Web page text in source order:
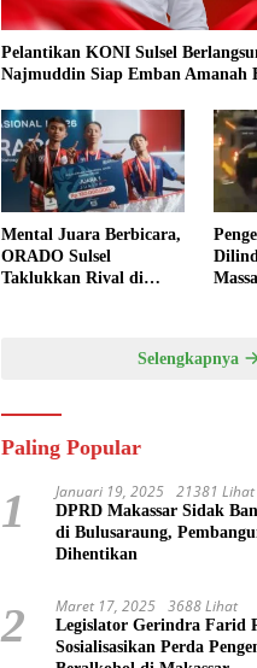
Pelantikan KONI Sulsel
Najmuddin Siap Emban Amanah
Mental Juara Berbicara,
ORADO Sulsel
Taklukkan Rival di
Selengkapnya
Paling Popular
1 Januari 19, 2025 21381 Lihat
DPRD Makassar Sidak
di Bulusaraung,
Dihentikan
2 Maret 17, 2025 3688 Lihat
Legislator Gerindra Farid
Sosialisasikan Perda